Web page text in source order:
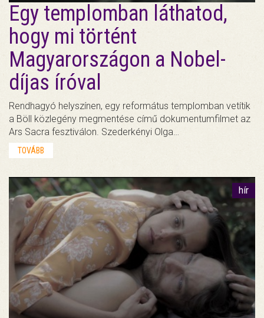
Egy templomban láthatod,
hogy mi történt
Magyarországon a Nobel-
díjas íróval
Rendhagyó helyszínen, egy református templomban vetítik
a Böll közlegény megmentése című dokumentumfilmet az
Ars Sacra fesztiválon. Szederkényi Olga…
TOVÁBB
hír